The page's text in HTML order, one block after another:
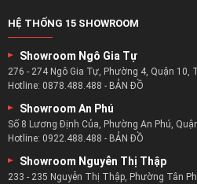
HỆ THỐNG 15 SHOWROOM
Showroom Ngô Gia Tự
276 - 274 Ngô Gia Tự, Phường 4, Quận 10,
Hotline: 0878.488.488 - BẢN ĐỒ
Showroom An Phú
Số 8 Lương Định Của, Phường An Phú,
Hotline: 0922.488.488 - BẢN ĐỒ
Showroom Nguyễn Thị Thập
233 - 235 Nguyễn Thị Thập, Phường Tân